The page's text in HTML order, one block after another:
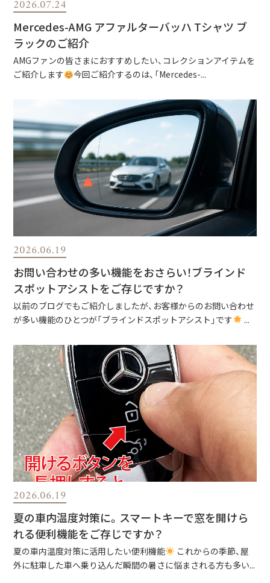
2026.07.24
Mercedes-AMG アファルターバッハ Tシャツ ブ
ラックのご紹介
AMGファンの皆さまにおすすめしたい、コレクションアイテムを
ご紹介します
今回ご紹介するのは、「Mercedes-...
2026.06.19
お問い合わせの多い機能をおさらい！ブラインド
スポットアシストをご存じですか？
以前のブログでもご紹介しましたが、お客様からのお問い合わせ
が多い機能のひとつが「ブラインドスポットアシスト」です
...
2026.06.19
夏の車内温度対策に。スマートキーで窓を開けら
れる便利機能をご存じですか？
夏の車内温度対策に活用したい便利機能
これからの季節、屋
外に駐車した車へ乗り込んだ瞬間の暑さに悩まされる方も多い...